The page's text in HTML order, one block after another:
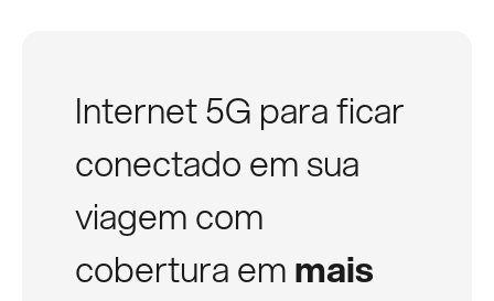
Internet 5G para ficar
conectado em sua
viagem com
cobertura emmais